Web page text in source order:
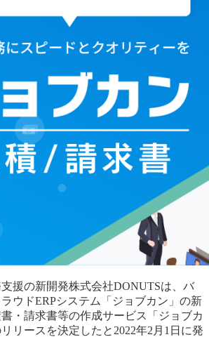
援の新開発株式会社DONUTSは、バ
ウドERPシステム「ジョブカン」の新
・請求書等の作成サービス「ジョブカ
リースを決定したと2022年2月1日に発